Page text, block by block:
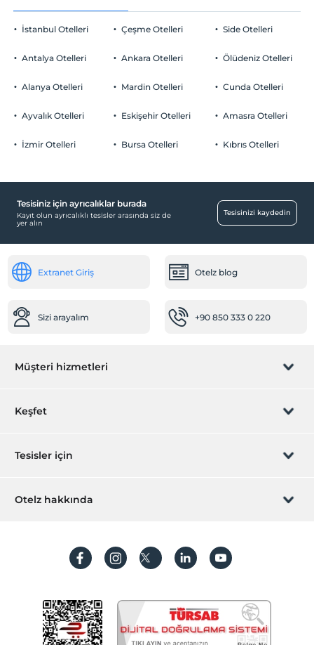
İstanbul Otelleri
Antalya Otelleri
Alanya Otelleri
Ayvalık Otelleri
İzmir Otelleri
Çeşme Otelleri
Ankara Otelleri
Mardin Otelleri
Eskişehir Otelleri
Bursa Otelleri
Side Otelleri
Ölüdeniz Otelleri
Cunda Otelleri
Amasra Otelleri
Kıbrıs Otelleri
Tesisiniz için ayrıcalıklar burada
Kayıt olun ayrıcalıklı tesisler arasında siz de
yer alın
Tesisinizi kaydedin
Extranet Giriş Otelz blog
Sizi arayalım +90 850 333 0 220
Müşteri hizmetleri
Rezervasyon yönet
Sıkça sorulan sorular
İşlem rehberi
Keşfet
Hediye Kart
Hesap oluştur
Tesisler için
Hemen tesisinizi ekleyin
Otelz hakkında
Koşullar ve şartlar